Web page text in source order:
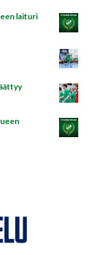
laituri